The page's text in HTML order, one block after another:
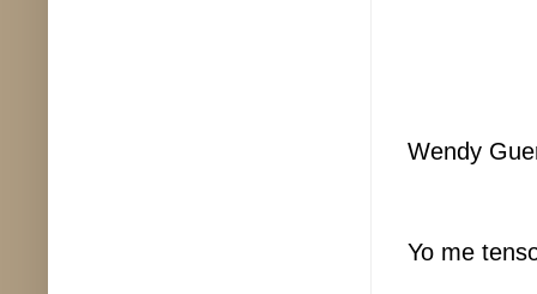
Wendy
Yo me